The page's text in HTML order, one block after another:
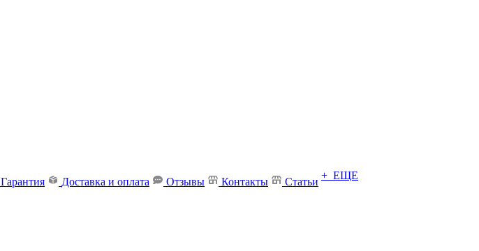
Гарантия Доставка и оплата Отзывы Контакты Статьи
+ ЕЩЕ